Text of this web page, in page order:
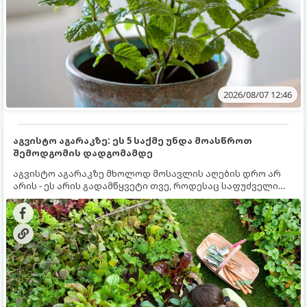
2026/08/07 12:46
აგვისტო აგარაკზე: ეს 5 საქმე უნდა მოასწროთ
შემოდგომის დადგომამდე
აგვისტო აგარაკზე მხოლოდ მოსავლის აღების დრო არ
არის - ეს არის გადამწყვეტი თვე, როდესაც საფუძველი
ეყრება მომავალი წლის მოსავალს და ბაღი მზადდება
შემოდგომა-ზამთრის სეზონისთვის. იმისათვის, რომ
ნიადაგმა ენერგია აღიდგინოს, ხოლო მცენარეებმა
ზამთარს გაუძლონ, აგვისტოს ბოლომდე 5
მნიშვნელოვანი საქმის გაკეთება უნდა მოასწროთ: